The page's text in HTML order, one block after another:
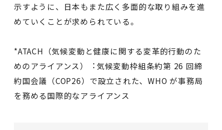
示すように、日本もまた広く多面的な取り組みを進
めていくことが求められている。
*ATACH（気候変動と健康に関する変⾰的⾏動のた
めのアライアンス）︓気候変動枠組条約第 26 回締
約国会議（COP26）で設⽴された、WHO が事務局
を務める国際的なアライアンス